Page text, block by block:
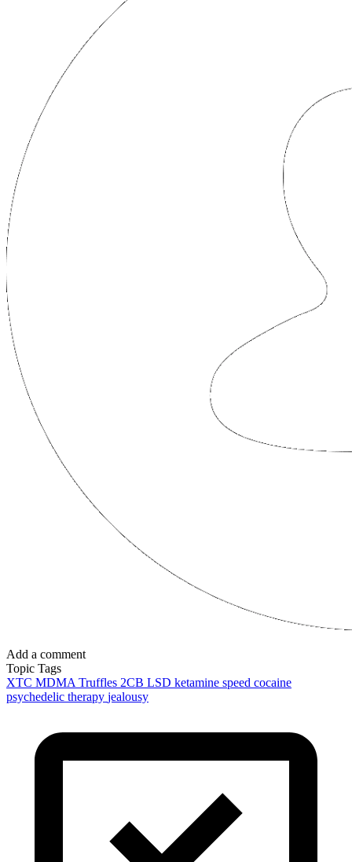
Add a comment
Topic Tags
XTC MDMA Truffles 2CB LSD ketamine speed cocaine
psychedelic therapy jealousy